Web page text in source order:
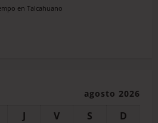
en Talcahuano
agosto 2026
J V S D